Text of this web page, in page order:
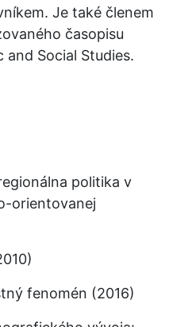
Je také členem
časopisu
Social Studies.
politika v
orientovanej
fenomén (2016)